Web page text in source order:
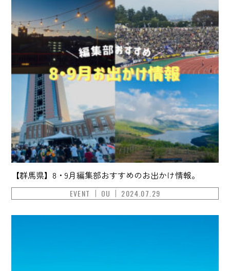
【群馬県】8・9月編集部おすすめのお出かけ情報。
EVENT OU 2024.07.29